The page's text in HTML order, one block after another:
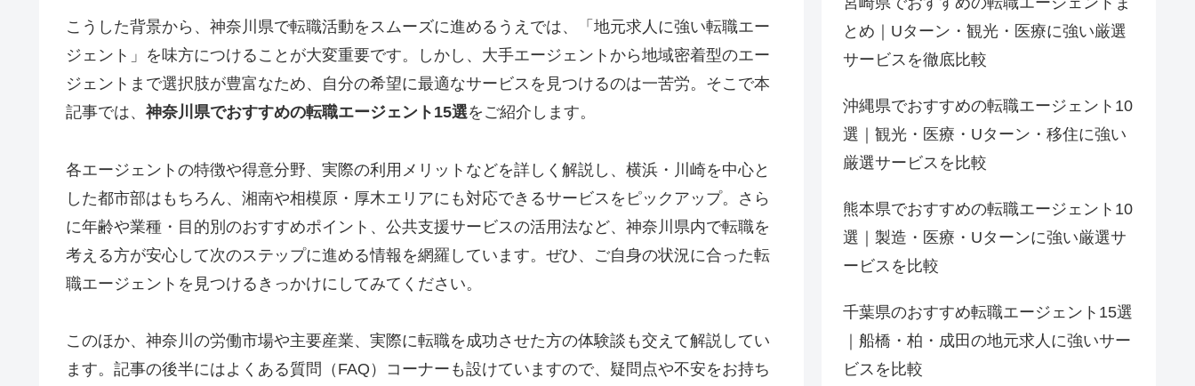
こうした背景から、神奈川県で転職活動をスムーズに進めるうえでは、「地元求人に強い転職エー
ジェント」を味方につけることが大変重要です。しかし、大手エージェントから地域密着型のエー
ジェントまで選択肢が豊富なため、自分の希望に最適なサービスを見つけるのは一苦労。そこで本
記事では、 神奈川県でおすすめの転職エージェント15選をご紹介します。
各エージェントの特徴や得意分野、実際の利用メリットなどを詳しく解説し、横浜・川崎を中心と
した都市部はもちろん、湘南や相模原・厚木エリアにも対応できるサービスをピックアップ。さら
に年齢や業種・目的別のおすすめポイント、公共支援サービスの活用法など、神奈川県内で転職を
考える方が安心して次のステップに進める情報を網羅しています。ぜひ、ご自身の状況に合った転
職エージェントを見つけるきっかけにしてみてください。
このほか、神奈川の労働市場や主要産業、実際に転職を成功させた方の体験談も交えて解説してい
ます。記事の後半にはよくある質問（FAQ）コーナーも設けていますので、疑問点や不安をお持ち
とめ｜Uターン・観光・医療に強い厳選
サービスを徹底比較
沖縄県でおすすめの転職エージェント10
選｜観光・医療・Uターン・移住に強い
厳選サービスを比較
熊本県でおすすめの転職エージェント10
選｜製造・医療・Uターンに強い厳選サ
ービスを比較
千葉県のおすすめ転職エージェント15選
｜船橋・柏・成田の地元求人に強いサー
ビスを比較